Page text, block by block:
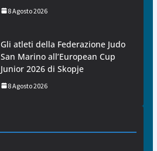
8 Agosto 2026
Gli atleti della Federazione Judo
San Marino all’European Cup
Junior 2026 di Skopje
8 Agosto 2026